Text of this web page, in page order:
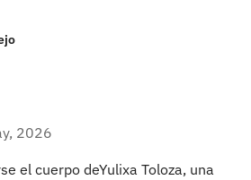
2026
el cuerpo deYulixa Toloza, una